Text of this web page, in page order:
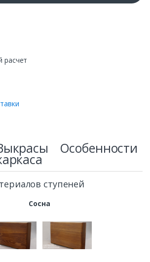
расчет
Особенности
ступеней
Сосна